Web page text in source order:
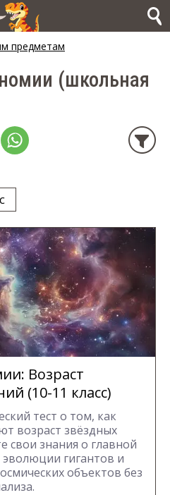
предметам
(школьная
Возраст
(10-11 класс)
тест о том, как
возраст звёздных
свои знания о главной
гигантов и
объектов без